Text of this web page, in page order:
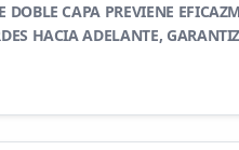
DOBLE CAPA PREVIENE
HACIA ADELANTE,